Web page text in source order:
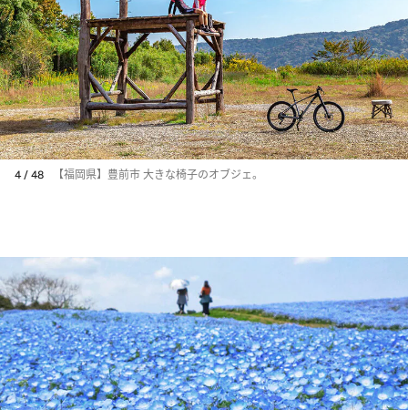
4 / 48 【福岡県】豊前市 大きな椅子のオブジェ。